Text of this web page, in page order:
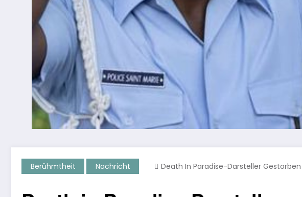
Berühmtheit Nachricht Death In Paradise-Darsteller Gestorben